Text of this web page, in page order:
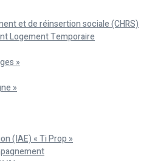
et de réinsertion sociale (CHRS)
Logement Temporaire
»
»
(IAE) « Ti Prop »